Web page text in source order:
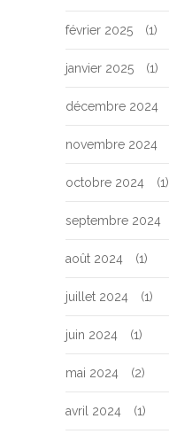
février 2025 (1)
janvier 2025 (1)
décembre 2024
novembre 2024
octobre 2024 (1)
septembre 2024
août 2024 (1)
juillet 2024 (1)
juin 2024 (1)
mai 2024 (2)
avril 2024 (1)